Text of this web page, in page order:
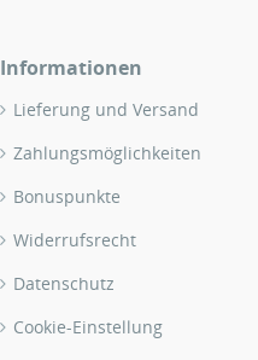
Informationen
Lieferung und Versand
Zahlungsmöglichkeiten
Bonuspunkte
Widerrufsrecht
Datenschutz
Cookie-Einstellung